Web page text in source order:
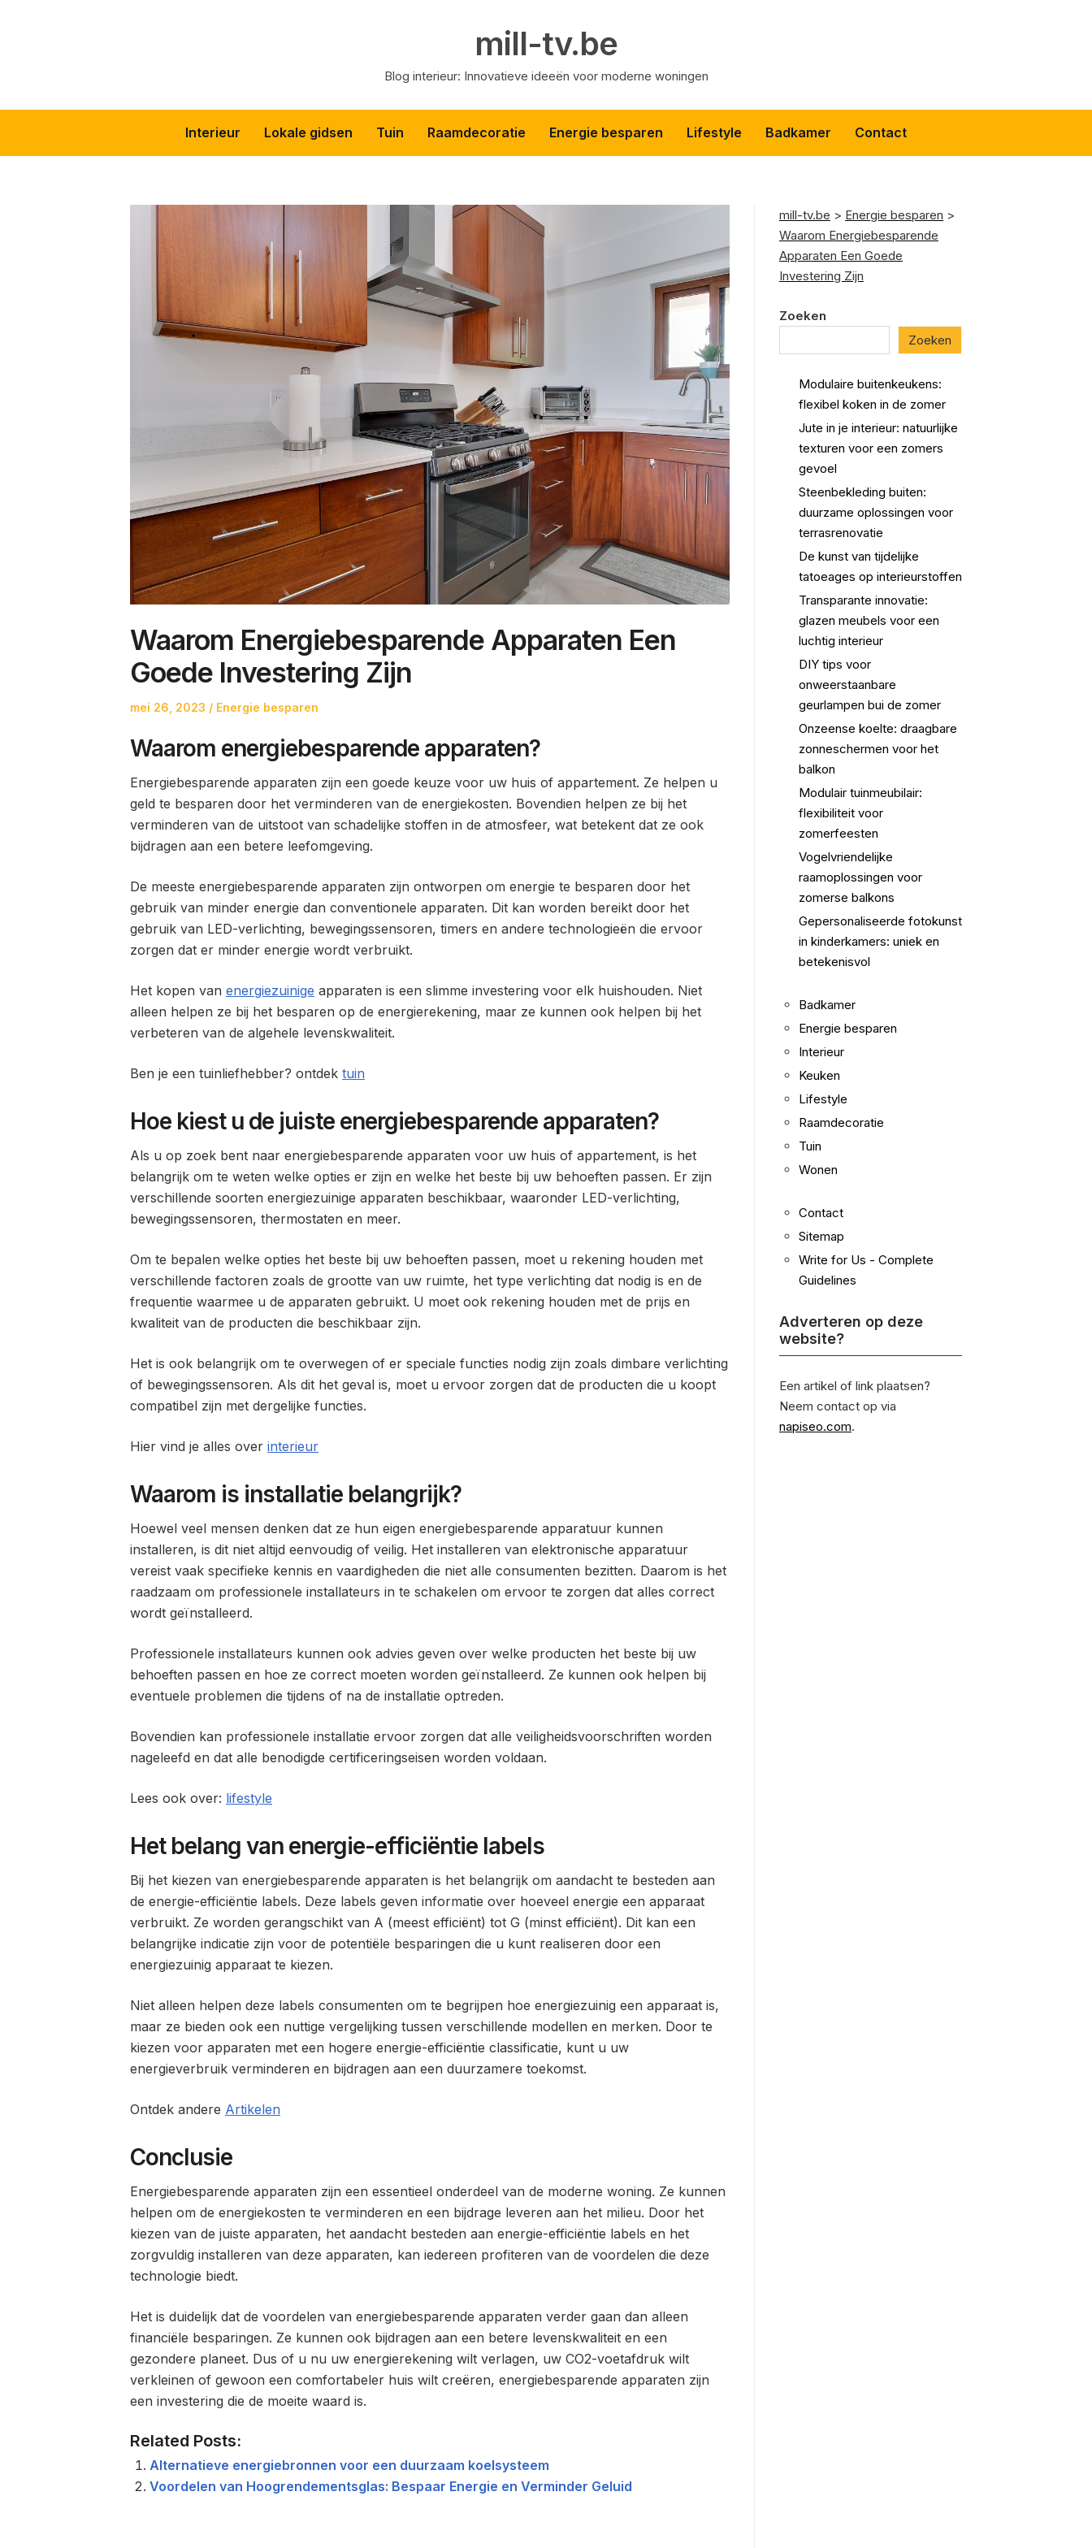
mill-tv.be
Blog interieur: Innovatieve ideeën voor moderne woningen
Interieur Lokale gidsen Tuin Raamdecoratie Energie besparen Lifestyle Badkamer Contact
Waarom Energiebesparende Apparaten Een
Goede Investering Zijn
Posted
mei 26, 2023
Posted
Energie besparen
Waarom energiebesparende apparaten?
Energiebesparende apparaten zijn een goede keuze voor uw huis of appartement. Ze helpen u
geld te besparen door het verminderen van de energiekosten. Bovendien helpen ze bij het
verminderen van de uitstoot van schadelijke stoffen in de atmosfeer, wat betekent dat ze ook
bijdragen aan een betere leefomgeving.
De meeste energiebesparende apparaten zijn ontworpen om energie te besparen door het
gebruik van minder energie dan conventionele apparaten. Dit kan worden bereikt door het
gebruik van LED-verlichting, bewegingssensoren, timers en andere technologieën die ervoor
zorgen dat er minder energie wordt verbruikt.
Het kopen van energiezuinige apparaten is een slimme investering voor elk huishouden. Niet
alleen helpen ze bij het besparen op de energierekening, maar ze kunnen ook helpen bij het
verbeteren van de algehele levenskwaliteit.
Ben je een tuinliefhebber? ontdek tuin
Hoe kiest u de juiste energiebesparende apparaten?
Als u op zoek bent naar energiebesparende apparaten voor uw huis of appartement, is het
belangrijk om te weten welke opties er zijn en welke het beste bij uw behoeften passen. Er zijn
verschillende soorten energiezuinige apparaten beschikbaar, waaronder LED-verlichting,
bewegingssensoren, thermostaten en meer.
Om te bepalen welke opties het beste bij uw behoeften passen, moet u rekening houden met
verschillende factoren zoals de grootte van uw ruimte, het type verlichting dat nodig is en de
frequentie waarmee u de apparaten gebruikt. U moet ook rekening houden met de prijs en
kwaliteit van de producten die beschikbaar zijn.
Het is ook belangrijk om te overwegen of er speciale functies nodig zijn zoals dimbare verlichting
of bewegingssensoren. Als dit het geval is, moet u ervoor zorgen dat de producten die u koopt
compatibel zijn met dergelijke functies.
Hier vind je alles over interieur
Waarom is installatie belangrijk?
Hoewel veel mensen denken dat ze hun eigen energiebesparende apparatuur kunnen
installeren, is dit niet altijd eenvoudig of veilig. Het installeren van elektronische apparatuur
vereist vaak specifieke kennis en vaardigheden die niet alle consumenten bezitten. Daarom is het
raadzaam om professionele installateurs in te schakelen om ervoor te zorgen dat alles correct
wordt geïnstalleerd.
Professionele installateurs kunnen ook advies geven over welke producten het beste bij uw
behoeften passen en hoe ze correct moeten worden geïnstalleerd. Ze kunnen ook helpen bij
eventuele problemen die tijdens of na de installatie optreden.
Bovendien kan professionele installatie ervoor zorgen dat alle veiligheidsvoorschriften worden
nageleefd en dat alle benodigde certificeringseisen worden voldaan.
Lees ook over: lifestyle
Het belang van energie-efficiëntie labels
Bij het kiezen van energiebesparende apparaten is het belangrijk om aandacht te besteden aan
de energie-efficiëntie labels. Deze labels geven informatie over hoeveel energie een apparaat
verbruikt. Ze worden gerangschikt van A (meest efficiënt) tot G (minst efficiënt). Dit kan een
belangrijke indicatie zijn voor de potentiële besparingen die u kunt realiseren door een
energiezuinig apparaat te kiezen.
Niet alleen helpen deze labels consumenten om te begrijpen hoe energiezuinig een apparaat is,
maar ze bieden ook een nuttige vergelijking tussen verschillende modellen en merken. Door te
kiezen voor apparaten met een hogere energie-efficiëntie classificatie, kunt u uw
energieverbruik verminderen en bijdragen aan een duurzamere toekomst.
Ontdek andere Artikelen
Conclusie
Energiebesparende apparaten zijn een essentieel onderdeel van de moderne woning. Ze kunnen
helpen om de energiekosten te verminderen en een bijdrage leveren aan het milieu. Door het
kiezen van de juiste apparaten, het aandacht besteden aan energie-efficiëntie labels en het
zorgvuldig installeren van deze apparaten, kan iedereen profiteren van de voordelen die deze
technologie biedt.
Het is duidelijk dat de voordelen van energiebesparende apparaten verder gaan dan alleen
financiële besparingen. Ze kunnen ook bijdragen aan een betere levenskwaliteit en een
gezondere planeet. Dus of u nu uw energierekening wilt verlagen, uw CO2-voetafdruk wilt
verkleinen of gewoon een comfortabeler huis wilt creëren, energiebesparende apparaten zijn
een investering die de moeite waard is.
Related Posts:
Alternatieve energiebronnen voor een duurzaam koelsysteem
Voordelen van Hoogrendementsglas: Bespaar Energie en Verminder Geluid
mill-tv.be > Energie besparen >
Waarom Energiebesparende
Apparaten Een Goede
Investering Zijn
Zoeken
Zoeken
Modulaire buitenkeukens:
flexibel koken in de zomer
Jute in je interieur: natuurlijke
texturen voor een zomers
gevoel
Steenbekleding buiten:
duurzame oplossingen voor
terrasrenovatie
De kunst van tijdelijke
tatoeages op interieurstoffen
Transparante innovatie:
glazen meubels voor een
luchtig interieur
DIY tips voor
onweerstaanbare
geurlampen bui de zomer
Onzeense koelte: draagbare
zonneschermen voor het
balkon
Modulair tuinmeubilair:
flexibiliteit voor
zomerfeesten
Vogelvriendelijke
raamoplossingen voor
zomerse balkons
Gepersonaliseerde fotokunst
in kinderkamers: uniek en
betekenisvol
Badkamer
Energie besparen
Interieur
Keuken
Lifestyle
Raamdecoratie
Tuin
Wonen
Contact
Sitemap
Write for Us - Complete
Guidelines
Adverteren op deze
website?
Een artikel of link plaatsen?
Neem contact op via
napiseo.com.